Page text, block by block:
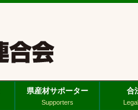
県産材サポーター
Supporters
合